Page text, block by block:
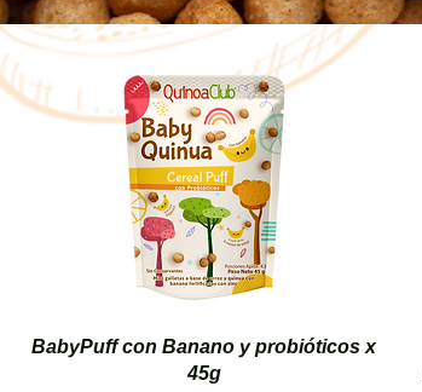
BabyPuff con Banano y probióticos x
45g